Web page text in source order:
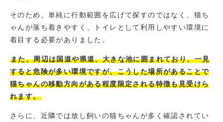
そのため、単純に行動範囲を広げて探すのではなく、猫ち
ゃんが落ち着きやすく、トイレとして利用しやすい環境に
着目する必要がありました。
また、周辺は国道や県道、大きな池に囲まれており、一見
すると危険が多い環境ですが、こうした場所があることで
猫ちゃんの移動方向がある程度限定される特徴も見受けら
れます。
さらに、近隣では放し飼いの猫ちゃんが多く確認されてい